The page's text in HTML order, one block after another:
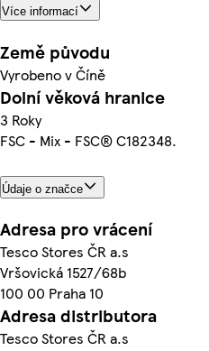
Více informací
Země původu
Vyrobeno v Číně
Dolní věková hranice
3 Roky
FSC - Mix - FSC® C182348.
Údaje o značce
Adresa pro vrácení
Tesco Stores ČR a.s
Vršovická 1527/68b
100 00 Praha 10
Adresa distributora
Tesco Stores ČR a.s